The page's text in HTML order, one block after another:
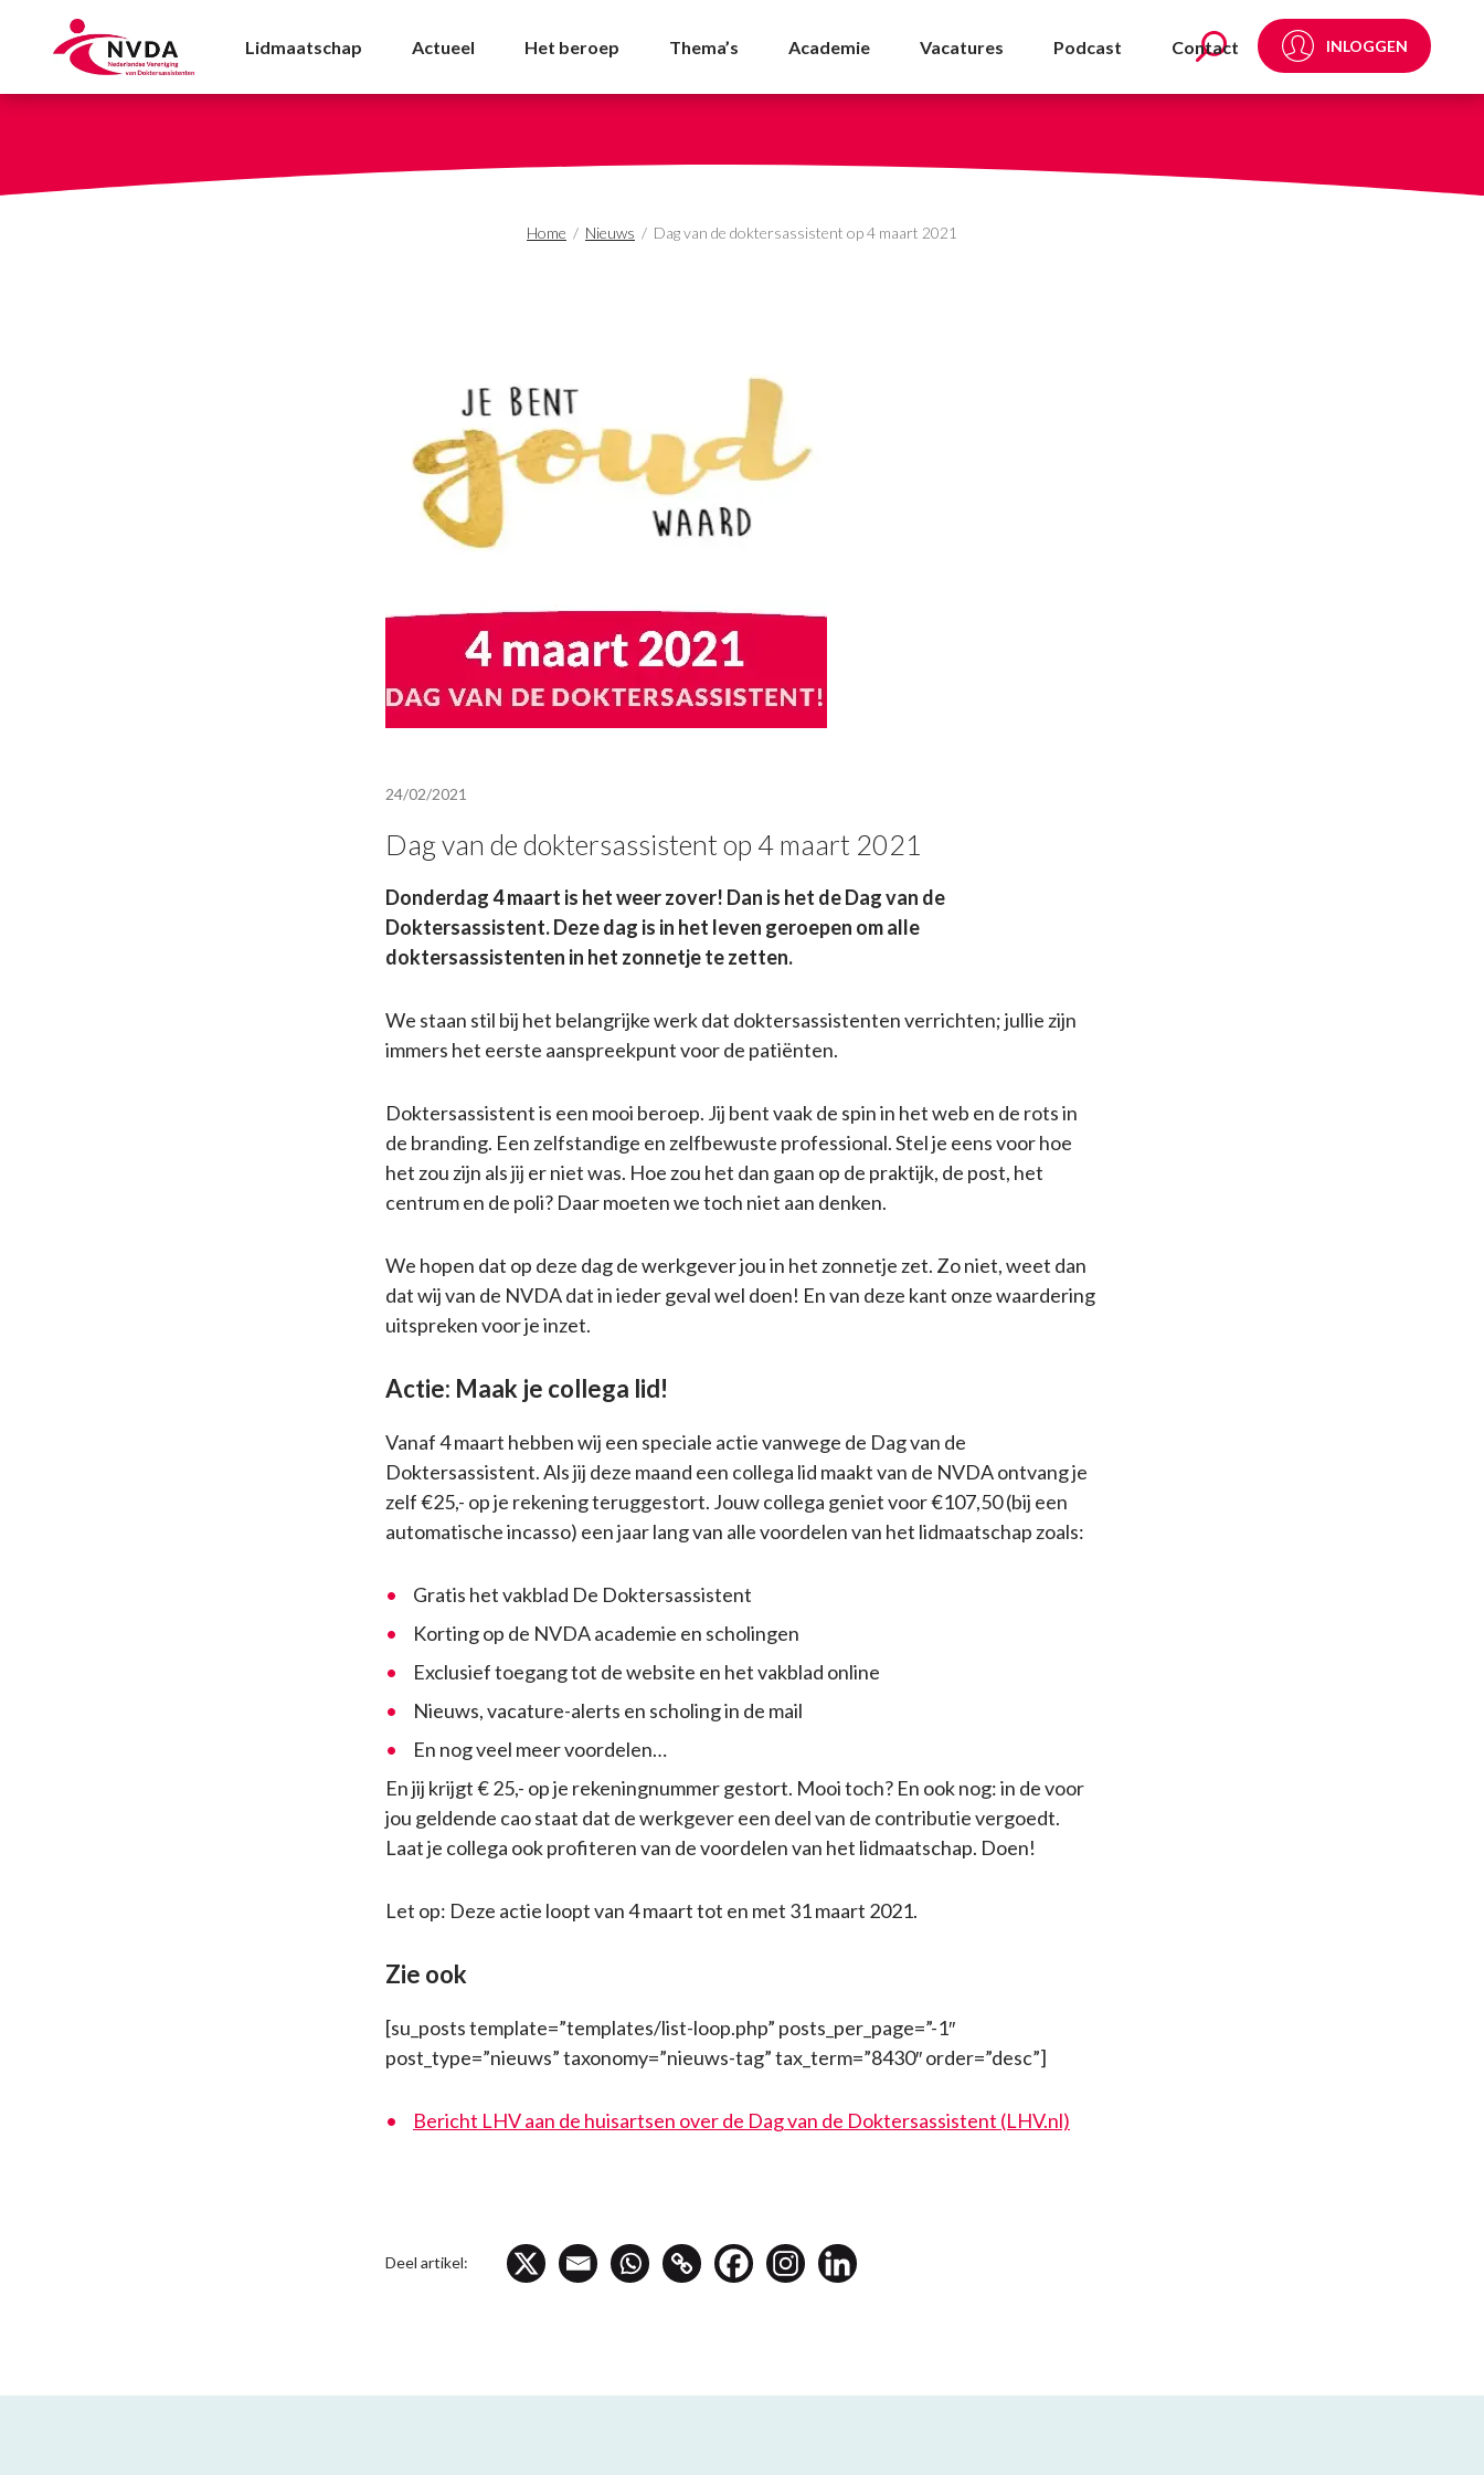
Dag van de doktersassistent op 4 maart 2021 - NVDA
Lidmaatschap Actueel Het beroep Thema’s Academie Vacatures Podcast Contact INLOGGEN
Home / Nieuws / Dag van de doktersassistent op 4 maart 2021
24/02/2021
Dag van de doktersassistent op 4 maart 2021
Donderdag 4 maart is het weer zover! Dan is het de Dag van de
Doktersassistent. Deze dag is in het leven geroepen om alle
doktersassistenten in het zonnetje te zetten.
We staan stil bij het belangrijke werk dat doktersassistenten verrichten; jullie zijn
immers het eerste aanspreekpunt voor de patiënten.
Doktersassistent is een mooi beroep. Jij bent vaak de spin in het web en de rots in
de branding. Een zelfstandige en zelfbewuste professional. Stel je eens voor hoe
het zou zijn als jij er niet was. Hoe zou het dan gaan op de praktijk, de post, het
centrum en de poli? Daar moeten we toch niet aan denken.
We hopen dat op deze dag de werkgever jou in het zonnetje zet. Zo niet, weet dan
dat wij van de NVDA dat in ieder geval wel doen! En van deze kant onze waardering
uitspreken voor je inzet.
Actie: Maak je collega lid!
Vanaf 4 maart hebben wij een speciale actie vanwege de Dag van de
Doktersassistent. Als jij deze maand een collega lid maakt van de NVDA ontvang je
zelf €25,- op je rekening teruggestort. Jouw collega geniet voor €107,50 (bij een
automatische incasso) een jaar lang van alle voordelen van het lidmaatschap zoals:
Gratis het vakblad De Doktersassistent
Korting op de NVDA academie en scholingen
Exclusief toegang tot de website en het vakblad online
Nieuws, vacature-alerts en scholing in de mail
En nog veel meer voordelen…
En jij krijgt € 25,- op je rekeningnummer gestort. Mooi toch? En ook nog: in de voor
jou geldende cao staat dat de werkgever een deel van de contributie vergoedt.
Laat je collega ook profiteren van de voordelen van het lidmaatschap. Doen!
Let op: Deze actie loopt van 4 maart tot en met 31 maart 2021.
Zie ook
[su_posts template=”templates/list-loop.php” posts_per_page=”-1″
post_type=”nieuws” taxonomy=”nieuws-tag” tax_term=”8430″ order=”desc”]
Bericht LHV aan de huisartsen over de Dag van de Doktersassistent (LHV.nl)
Deel artikel: